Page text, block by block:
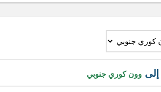
إلى وون كوري جنوبي